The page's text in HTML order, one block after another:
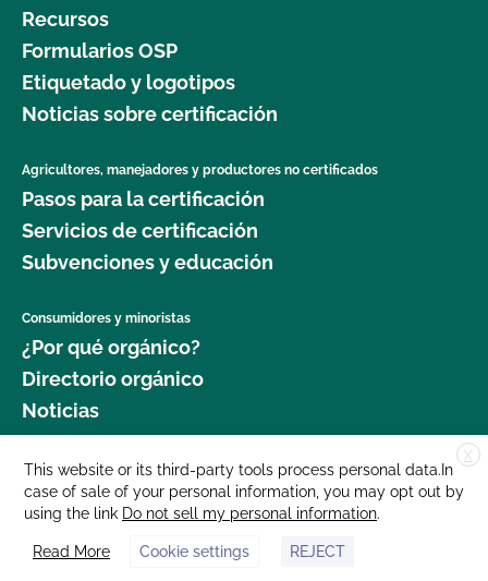
Recursos
Formularios OSP
Etiquetado y logotipos
Noticias sobre certificación
Agricultores, manejadores y productores no certificados
Pasos para la certificación
Servicios de certificación
Subvenciones y educación
Consumidores y minoristas
¿Por qué orgánico?
Directorio orgánico
Noticias
Donar
Carreras profesionales
Sala de prensa
Contáctenos
X
This website or its third-party tools process personal data.In
case of sale of your personal information, you may opt out by
using the link Do not sell my personal information.
Read More Cookie settings REJECT